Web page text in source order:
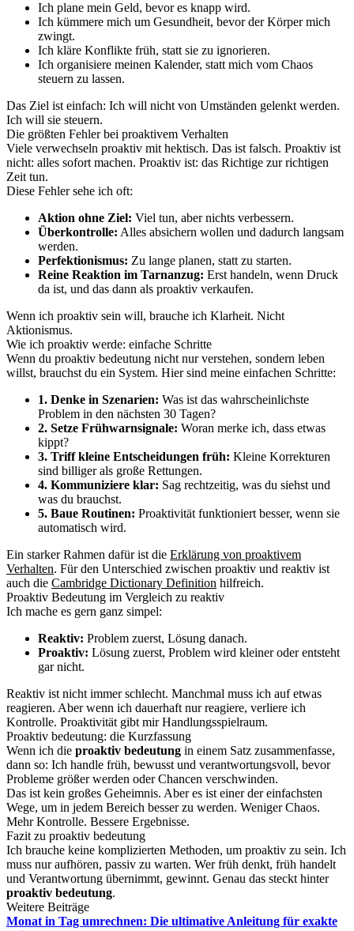
Ich plane mein Geld, bevor es knapp wird.
Ich kümmere mich um Gesundheit, bevor der Körper mich
zwingt.
Ich kläre Konflikte früh, statt sie zu ignorieren.
Ich organisiere meinen Kalender, statt mich vom Chaos
steuern zu lassen.
Das Ziel ist einfach: Ich will nicht von Umständen gelenkt werden.
Ich will sie steuern.
Die größten Fehler bei proaktivem Verhalten
Viele verwechseln proaktiv mit hektisch. Das ist falsch. Proaktiv ist
nicht: alles sofort machen. Proaktiv ist: das Richtige zur richtigen
Zeit tun.
Diese Fehler sehe ich oft:
Aktion ohne Ziel: Viel tun, aber nichts verbessern.
Überkontrolle: Alles absichern wollen und dadurch langsam
werden.
Perfektionismus: Zu lange planen, statt zu starten.
Reine Reaktion im Tarnanzug: Erst handeln, wenn Druck
da ist, und das dann als proaktiv verkaufen.
Wenn ich proaktiv sein will, brauche ich Klarheit. Nicht
Aktionismus.
Wie ich proaktiv werde: einfache Schritte
Wenn du proaktiv bedeutung nicht nur verstehen, sondern leben
willst, brauchst du ein System. Hier sind meine einfachen Schritte:
1. Denke in Szenarien: Was ist das wahrscheinlichste
Problem in den nächsten 30 Tagen?
2. Setze Frühwarnsignale: Woran merke ich, dass etwas
kippt?
3. Triff kleine Entscheidungen früh: Kleine Korrekturen
sind billiger als große Rettungen.
4. Kommuniziere klar: Sag rechtzeitig, was du siehst und
was du brauchst.
5. Baue Routinen: Proaktivität funktioniert besser, wenn sie
automatisch wird.
Ein starker Rahmen dafür ist die Erklärung von proaktivem
Verhalten. Für den Unterschied zwischen proaktiv und reaktiv ist
auch die Cambridge Dictionary Definition hilfreich.
Proaktiv Bedeutung im Vergleich zu reaktiv
Ich mache es gern ganz simpel:
Reaktiv: Problem zuerst, Lösung danach.
Proaktiv: Lösung zuerst, Problem wird kleiner oder entsteht
gar nicht.
Reaktiv ist nicht immer schlecht. Manchmal muss ich auf etwas
reagieren. Aber wenn ich dauerhaft nur reagiere, verliere ich
Kontrolle. Proaktivität gibt mir Handlungsspielraum.
Proaktiv bedeutung: die Kurzfassung
Wenn ich die proaktiv bedeutung in einem Satz zusammenfasse,
dann so: Ich handle früh, bewusst und verantwortungsvoll, bevor
Probleme größer werden oder Chancen verschwinden.
Das ist kein großes Geheimnis. Aber es ist einer der einfachsten
Wege, um in jedem Bereich besser zu werden. Weniger Chaos.
Mehr Kontrolle. Bessere Ergebnisse.
Fazit zu proaktiv bedeutung
Ich brauche keine komplizierten Methoden, um proaktiv zu sein. Ich
muss nur aufhören, passiv zu warten. Wer früh denkt, früh handelt
und Verantwortung übernimmt, gewinnt. Genau das steckt hinter
proaktiv bedeutung.
Weitere Beiträge
Monat in Tag umrechnen: Die ultimative Anleitung für exakte